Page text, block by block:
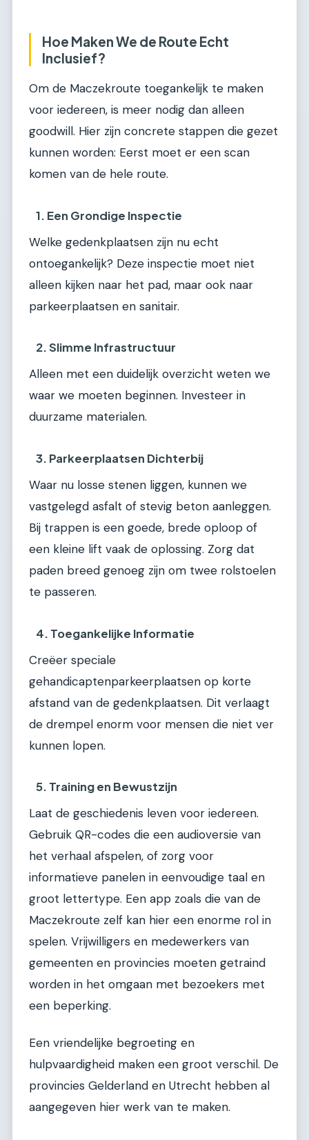
Hoe Maken We de Route Echt
Inclusief?
Om de Maczekroute toegankelijk te maken
voor iedereen, is meer nodig dan alleen
goodwill. Hier zijn concrete stappen die gezet
kunnen worden: Eerst moet er een scan
komen van de hele route.
1. Een Grondige Inspectie
Welke gedenkplaatsen zijn nu echt
ontoegankelijk? Deze inspectie moet niet
alleen kijken naar het pad, maar ook naar
parkeerplaatsen en sanitair.
2. Slimme Infrastructuur
Alleen met een duidelijk overzicht weten we
waar we moeten beginnen. Investeer in
duurzame materialen.
3. Parkeerplaatsen Dichterbij
Waar nu losse stenen liggen, kunnen we
vastgelegd asfalt of stevig beton aanleggen.
Bij trappen is een goede, brede oploop of
een kleine lift vaak de oplossing. Zorg dat
paden breed genoeg zijn om twee rolstoelen
te passeren.
4. Toegankelijke Informatie
Creëer speciale
gehandicaptenparkeerplaatsen op korte
afstand van de gedenkplaatsen. Dit verlaagt
de drempel enorm voor mensen die niet ver
kunnen lopen.
5. Training en Bewustzijn
Laat de geschiedenis leven voor iedereen.
Gebruik QR-codes die een audioversie van
het verhaal afspelen, of zorg voor
informatieve panelen in eenvoudige taal en
groot lettertype. Een app zoals die van de
Maczekroute zelf kan hier een enorme rol in
spelen. Vrijwilligers en medewerkers van
gemeenten en provincies moeten getraind
worden in het omgaan met bezoekers met
een beperking.
Een vriendelijke begroeting en
hulpvaardigheid maken een groot verschil. De
provincies Gelderland en Utrecht hebben al
aangegeven hier werk van te maken.